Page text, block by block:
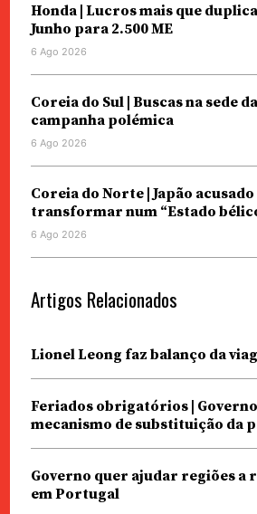
Honda | Lucros mais que
Junho para 2.500 ME
6 Ago 2026
Coreia do Sul | Buscas na sede
campanha polémica
6 Ago 2026
Coreia do Norte | Japão acusado
transformar num “Estado
6 Ago 2026
Artigos Relacionados
Lionel Leong faz balanço da
Feriados obrigatórios |
mecanismo de substituição da
Governo quer ajudar regiões a
em Portugal